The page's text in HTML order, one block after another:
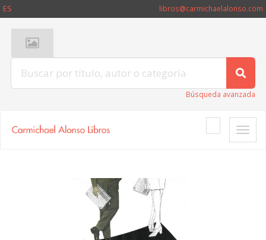
ES libros@carmichaelalonso.com
Búsqueda avanzada
Toggle